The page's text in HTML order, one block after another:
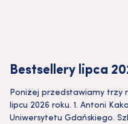
Bestsellery lipca
Poniżej przedstawiamy trzy
lipcu 2026 roku. 1. Antoni
Uniwersytetu Gdańskiego.